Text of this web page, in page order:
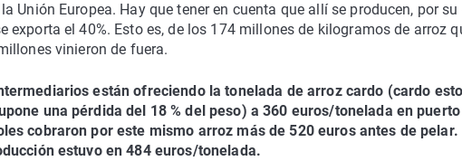
Unión Europea. Hay que tener en cuenta que allí se producen, por
exporta el 40%. Esto es, de los 174 millones de kilogramos de arroz
vinieron de fuera.
están ofreciendo la tonelada de arroz cardo (cardo
una pérdida del 18 % del peso) a 360 euros/tonelada en
cobraron por este mismo arroz más de 520 euros antes de
estuvo en 484 euros/tonelada.